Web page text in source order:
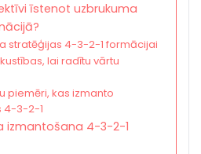
īstenot uzbrukuma
stratēģijas 4-3-2-1 formācijai
lai radītu vārtu
piemēri, kas izmanto
4-3-2-1
izmantošana 4-3-2-1